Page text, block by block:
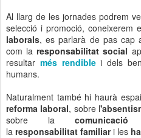
Al llarg de les jornades podrem
selecció i promoció, coneixerem
laborals, es parlarà de pas
com laresponsabilitat social
resultar més rendiblei dels
humans.
Naturalment també hi haurà
reforma laboral, sobre l
sobre la
la responsabilitat familiari les